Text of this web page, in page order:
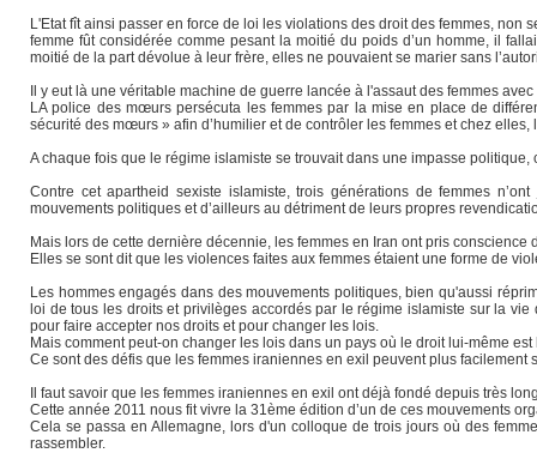
L'Etat fît ainsi passer en force de loi les violations des droit des femmes,
femme fût considérée comme pesant la moitié du poids d’un homme, il
moitié de la part dévolue à leur frère, elles ne pouvaient se marier sans
Il y eut là une véritable machine de guerre lancée à l'assaut des femmes
LA police des mœurs persécuta les femmes par la mise en place de
sécurité des mœurs » afin d’humilier et de contrôler les femmes et chez
A chaque fois que le régime islamiste se trouvait dans une impasse
Contre cet apartheid sexiste islamiste, trois générations de femmes
mouvements politiques et d’ailleurs au détriment de leurs propres
Mais lors de cette dernière décennie, les femmes en Iran ont pris conscience
Elles se sont dit que les violences faites aux femmes étaient une forme de
Les hommes engagés dans des mouvements politiques, bien qu'aussi
loi de tous les droits et privilèges accordés par le régime islamiste sur la
pour faire accepter nos droits et pour changer les lois.
Mais comment peut-on changer les lois dans un pays où le droit lui-même
Ce sont des défis que les femmes iraniennes en exil peuvent plus
Il faut savoir que les femmes iraniennes en exil ont déjà fondé depuis très
Cette année 2011 nous fit vivre la 31ème édition d’un de ces mouvements
Cela se passa en Allemagne, lors d'un colloque de trois jours où des
rassembler.